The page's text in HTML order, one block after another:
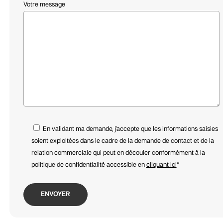
www.designetsolutions.fr
7-11 Rue Thiers, 59000 Lille
www.nu.com
93 Av. Le Corbusier, 59800 Lille
www.mementomori-shop.com
122 Rue Esquermoise, 59800 Lille
www.yellowkorner.com
1 Rue Lepelletier, 59800 Lille
www.madeindesign.fr
39-45 Rue Nationale, 59000 Lille
www.littleandtall.fr
12/14 Rue de la Clef, 59000 Lille
Votre message
En validant ma demande, j'accepte que les informations saisies
soient exploitées dans le cadre de la demande de contact et de la
relation commerciale qui peut en découler conformément à la
politique de confidentialité accessible en cliquant ici*